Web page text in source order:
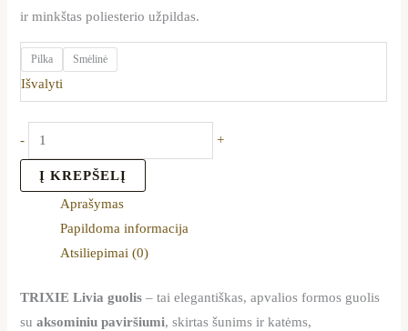
ir minkštas poliesterio užpildas.
Pilka Smėlinė
Išvalyti
- +
Į KREPŠELĮ
Aprašymas
Papildoma informacija
Atsiliepimai (0)
TRIXIE Livia guolis – tai elegantiškas, apvalios formos guolis
suaksominiu paviršiumi, skirtas šunims ir katėms,